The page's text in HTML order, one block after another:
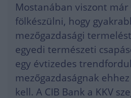
Mostanában viszont
fölkészülni, hogy
mezőgazdasági
egyedi természeti
egy évtizedes
mezőgazdaságnak
kell. A CIB Bank a KKV